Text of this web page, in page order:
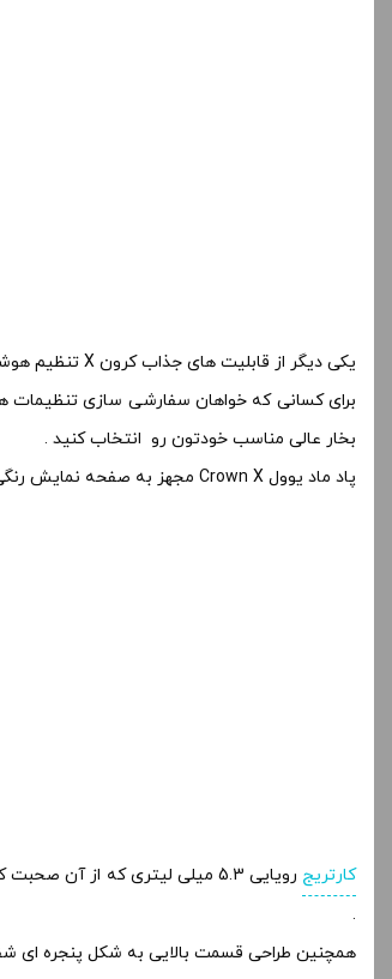
یکی دیگر از قابلیت های جذاب کرون X تنظیم هوشمند وات استفاده شما را ساده و راحت می کند و به طور خودکار قدرت ایده آل را برای کویل نصب شده شما انتخاب می کند .
برای کسانی که خواهان سفارشی‌ سازی تنظیمات
بخار عالی مناسب خودتون رو انتخاب کنید .
پاد ماد یوول Crown X مجهز به صفحه نمایش رنگی 0.96 اینچی TFT، دید واضحی از تنظیمات شما و میزان باتری حتی در محیط های پر نور را ارائه می دهد و امکان تسلط کامل به تمامی قسمت ها را میدهد .
کارتریج
رویایی 5.3 میلی لیتری که از
.
همچنین طراحی قسمت بالایی به شکل پنجره ای